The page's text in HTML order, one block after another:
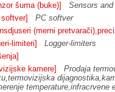
šuma (buke)]
Sensors
PC softver
(merni
limiteri]
Logger-limiters
kamere]
Prodaja
temperature,infracrvene